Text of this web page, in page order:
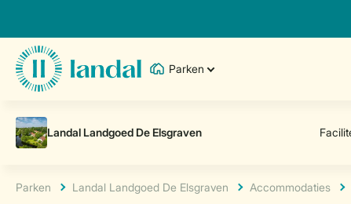
Parken
Parken Landal Landgoed De Elsgraven Accommodaties